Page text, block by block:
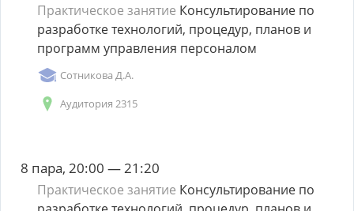
Практическое занятие Консультирование по
разработке технологий, процедур, планов и
программ управления персоналом
Сотникова Д.А.
Аудитория 2315
8 пара, 20:00 — 21:20
Практическое занятие Консультирование по